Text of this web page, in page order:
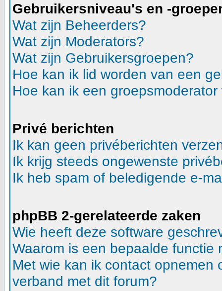
Gebruikersniveau's en -
Wat zijn Beheerders?
Wat zijn Moderators?
Wat zijn Gebruikersgroepen?
Hoe kan ik lid worden van een
Hoe kan ik een groepsmoderator
Privé berichten
Ik kan geen privéberichten
Ik krijg steeds ongewenste
Ik heb spam of beledigende e-
phpBB 2-gerelateerde zaken
Wie heeft deze software
Waarom is een bepaalde functie
Met wie kan ik contact opnemen
verband met dit forum?